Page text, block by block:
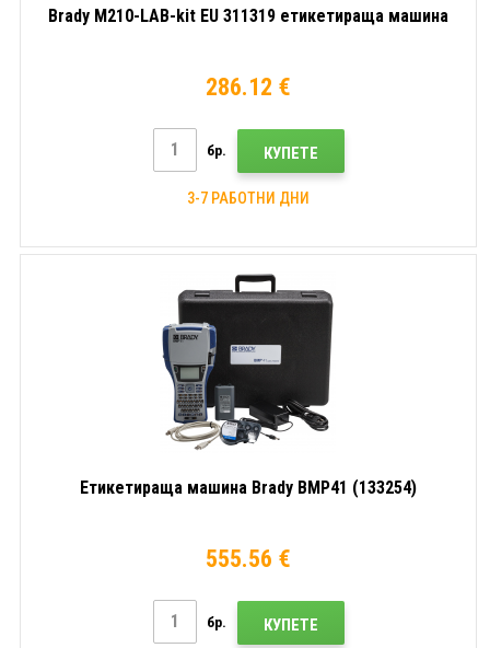
Brady M210-LAB-kit EU 311319 етикетираща машина
286.12 €
бр. КУПЕТЕ
3-7 РАБОТНИ ДНИ
Етикетираща машина Brady BMP41 (133254)
555.56 €
бр. КУПЕТЕ